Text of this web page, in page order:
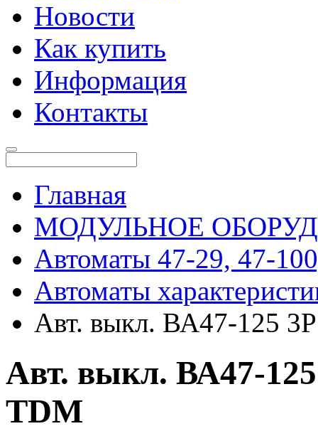
Новости
Как купить
Информация
Контакты
Главная
МОДУЛЬНОЕ
Автоматы 47-29, 47-
Автоматы
Авт. выкл. ВА47-125
Авт. выкл. ВА47-
TDM